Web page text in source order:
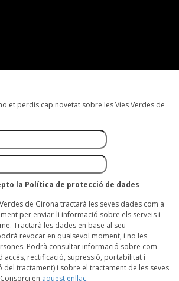
et perdis cap novetat sobre les Vies Verdes de
la Política de protecció de dades
de Girona tractarà les seves dades com a
per enviar-li informació sobre els serveis i
Tractarà les dades en base al seu
revocar en qualsevol moment, i no les
Podrà consultar informació sobre com
rectificació, supressió, portabilitat i
del tractament) i sobre el tractament de les seves
en aquest enllaç.